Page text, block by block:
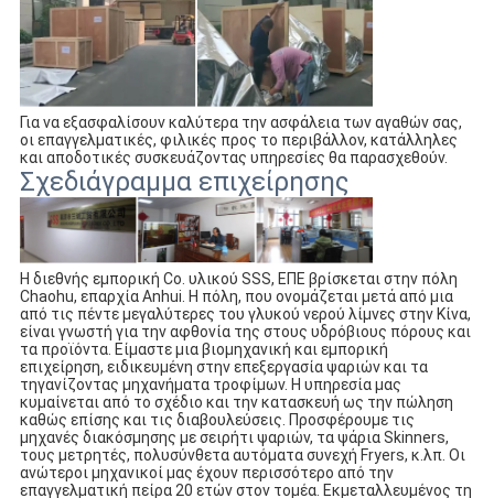
Για να εξασφαλίσουν καλύτερα την ασφάλεια των αγαθών σας,
οι επαγγελματικές, φιλικές προς το περιβάλλον, κατάλληλες
και αποδοτικές συσκευάζοντας υπηρεσίες θα παρασχεθούν.
Σχεδιάγραμμα επιχείρησης
Η διεθνής εμπορική Co. υλικού SSS, ΕΠΕ βρίσκεται στην πόλη
Chaohu, επαρχία Anhui. Η πόλη, που ονομάζεται μετά από μια
από τις πέντε μεγαλύτερες του γλυκού νερού λίμνες στην Κίνα,
είναι γνωστή για την αφθονία της στους υδρόβιους πόρους και
τα προϊόντα. Είμαστε μια βιομηχανική και εμπορική
επιχείρηση, ειδικευμένη στην επεξεργασία ψαριών και τα
τηγανίζοντας μηχανήματα τροφίμων. Η υπηρεσία μας
κυμαίνεται από το σχέδιο και την κατασκευή ως την πώληση
καθώς επίσης και τις διαβουλεύσεις. Προσφέρουμε τις
μηχανές διακόσμησης με σειρήτι ψαριών, τα ψάρια Skinners,
τους μετρητές, πολυσύνθετα αυτόματα συνεχή Fryers, κ.λπ. Οι
ανώτεροι μηχανικοί μας έχουν περισσότερο από την
επαγγελματική πείρα 20 ετών στον τομέα. Εκμεταλλευμένος τη